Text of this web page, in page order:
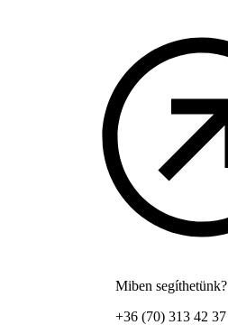
Miben segíthetünk?
+36 (70) 313 42 37